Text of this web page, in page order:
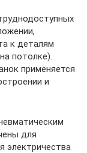
к деталям
потолке).
применяется
и
для
электричества